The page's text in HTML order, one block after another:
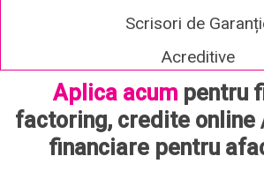
Scrisori de
Acreditive
Aplica acumpentru
factoring, credite online
financiare pentru